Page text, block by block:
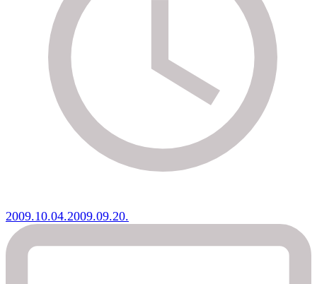
2009.10.04.2009.09.20.